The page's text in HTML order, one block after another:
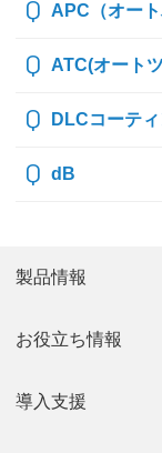
APC（オート
ATC(オート
DLCコーテ
dB
製品情報
お役立ち情報
導入支援